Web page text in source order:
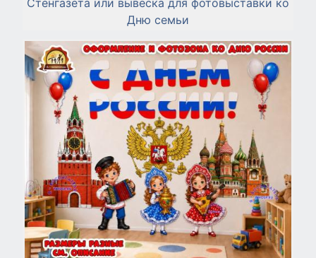
Стенгазета или вывеска для фотовыставки ко
Дню семьи